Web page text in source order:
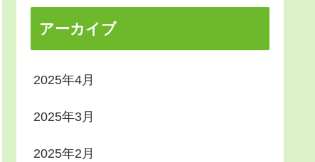
アーカイブ
2025年4月
2025年3月
2025年2月